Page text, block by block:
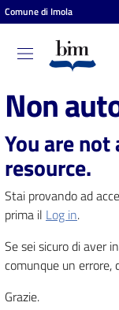
Vai al contenuto
Vai alla navigazione
Vai al footer
Comune di Imola
Biblioteca
comunale
di Imola
Entra
Cosa
puoi
fare
Non
You are
resource.
Stai provando ad
prima il Log in.
Se sei sicuro di aver
comunque un
Grazie.